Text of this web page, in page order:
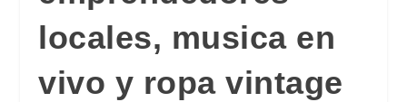
locales, musica en
vivo y ropa vintage